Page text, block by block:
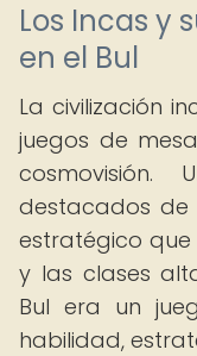
Los Incas y
en el Bul
La civilización
juegos de
destacados de
estratégico
y las clases
Bul era un
habilidad,